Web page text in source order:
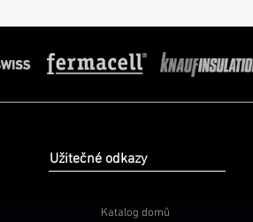
Užitečné odkazy
Katalog domů